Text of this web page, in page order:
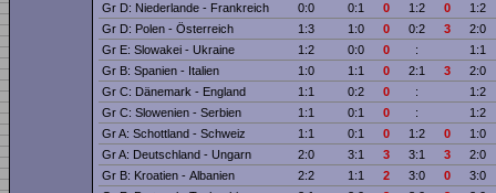
Gr D: Niederlande - Frankreich
0:0 0:1 0 1:2 0
1:2
Gr D: Polen - Österreich
1:3 1:0 0 0:2 3
2:0
Gr E: Slowakei - Ukraine
1:2 0:0 0 :
1:1
Gr B: Spanien - Italien
1:0 1:1 0 2:1 3
2:0
Gr C: Dänemark - England
1:1 0:2 0 :
1:2
Gr C: Slowenien - Serbien
1:1 0:1 0 :
1:2
Gr A: Schottland - Schweiz
1:1 0:1 0 1:2 0
1:0
Gr A: Deutschland - Ungarn
2:0 3:1 3 3:1 3
2:0
Gr B: Kroatien - Albanien
2:2 1:1 2 3:0 0
3:0